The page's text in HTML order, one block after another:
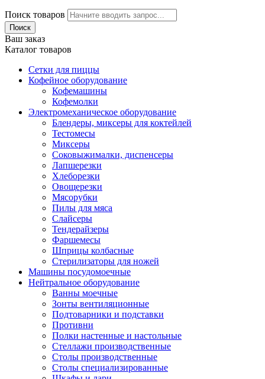
Поиск товаров
Поиск
Ваш заказ
Каталог товаров
Сетки для пиццы
Кофейное оборудование
Кофемашины
Кофемолки
Электромеханическое оборудование
Блендеры, миксеры для коктейлей
Тестомесы
Миксеры
Соковыжималки, диспенсеры
Лапшерезки
Хлеборезки
Овощерезки
Мясорубки
Пилы для мяса
Слайсеры
Тендерайзеры
Фаршемесы
Шприцы колбасные
Стерилизаторы для ножей
Машины посудомоечные
Нейтральное оборудование
Ванны моечные
Зонты вентиляционные
Подтоварники и подставки
Противни
Полки настенные и настольные
Стеллажи производственные
Столы производственные
Столы специализированные